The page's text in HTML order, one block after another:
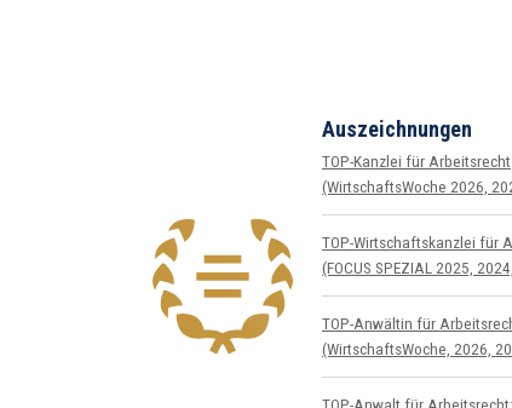
Auszeichnungen
TOP-Kanzlei für Arbeitsrecht
(WirtschaftsWoche 2026,
TOP-Wirtschafts­kanzlei für
(FOCUS SPEZIAL 2025,
TOP-Anwältin für
(WirtschaftsWoche, 2026,